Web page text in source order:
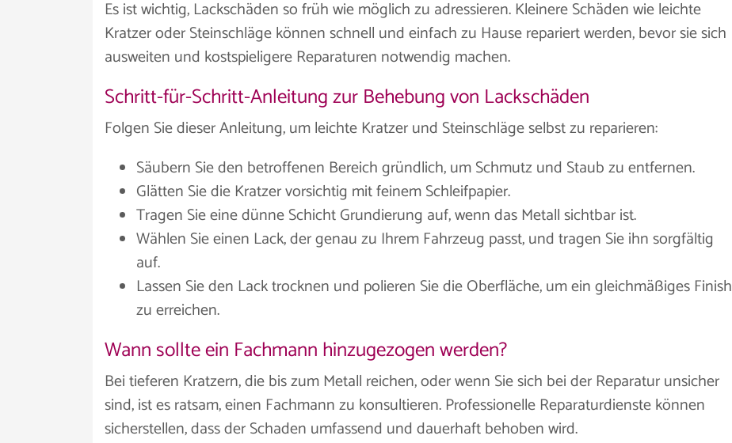
Es ist wichtig, Lackschäden so früh wie möglich zu adressieren. Kleinere Schäden wie leichte
Kratzer oder Steinschläge können schnell und einfach zu Hause repariert werden, bevor sie sich
ausweiten und kostspieligere Reparaturen notwendig machen.
Schritt-für-Schritt-Anleitung zur Behebung von Lackschäden
Folgen Sie dieser Anleitung, um leichte Kratzer und Steinschläge selbst zu reparieren:
Säubern Sie den betroffenen Bereich gründlich, um Schmutz und Staub zu entfernen.
Glätten Sie die Kratzer vorsichtig mit feinem Schleifpapier.
Tragen Sie eine dünne Schicht Grundierung auf, wenn das Metall sichtbar ist.
Wählen Sie einen Lack, der genau zu Ihrem Fahrzeug passt, und tragen Sie ihn sorgfältig
auf.
Lassen Sie den Lack trocknen und polieren Sie die Oberfläche, um ein gleichmäßiges Finish
zu erreichen.
Wann sollte ein Fachmann hinzugezogen werden?
Bei tieferen Kratzern, die bis zum Metall reichen, oder wenn Sie sich bei der Reparatur unsicher
sind, ist es ratsam, einen Fachmann zu konsultieren. Professionelle Reparaturdienste können
sicherstellen, dass der Schaden umfassend und dauerhaft behoben wird.